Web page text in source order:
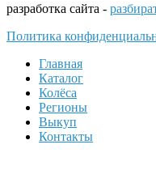
разработка сайта -
Политика
Главная
Каталог
Колёса
Регионы
Выкуп
Контакты